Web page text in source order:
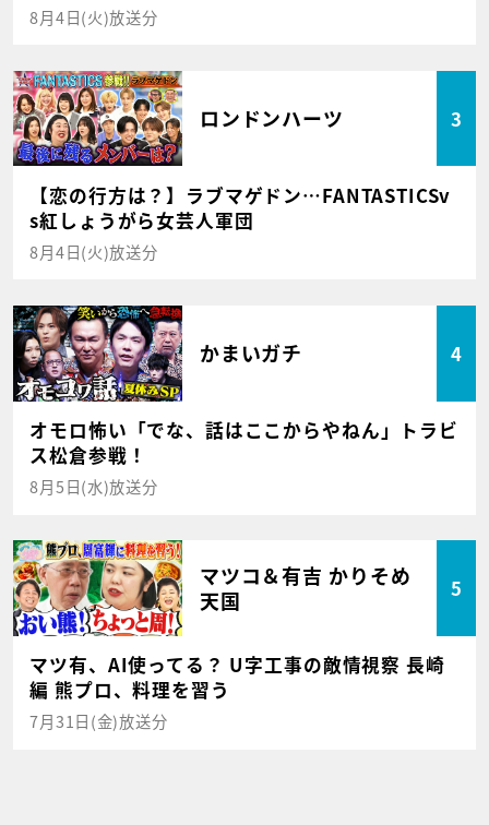
8月4日(火)放送分
ロンドンハーツ 3
【恋の行方は？】ラブマゲドン…FANTASTICSv
s紅しょうがら女芸人軍団
8月4日(火)放送分
かまいガチ 4
オモロ怖い「でな、話はここからやねん」トラビ
ス松倉参戦！
8月5日(水)放送分
マツコ＆有吉 かりそめ
天国
5
マツ有、AI使ってる？ U字工事の敵情視察 長崎
編 熊プロ、料理を習う
7月31日(金)放送分